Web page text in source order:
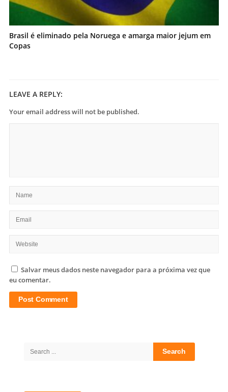
Brasil é eliminado pela Noruega e amarga maior jejum em
Copas
LEAVE A REPLY:
Your email address will not be published.
Salvar meus dados neste navegador para a próxima vez que
eu comentar.
Search